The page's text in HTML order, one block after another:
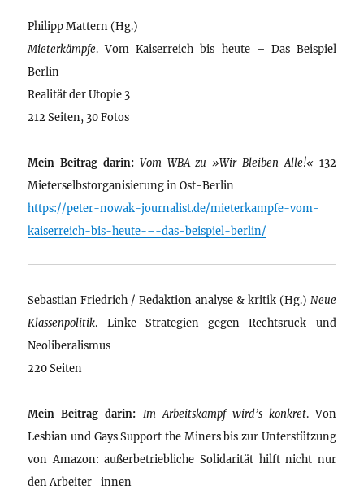
Philipp Mattern (Hg.)
Mieterkämpfe. Vom Kaiserreich bis heute – Das Beispiel
Berlin
Realität der Utopie 3
212 Seiten, 30 Fotos
Mein Beitrag darin: Vom WBA zu »Wir Bleiben Alle!« 132
Mieterselbstorganisierung in Ost-Berlin
https://peter-nowak-journalist.de/mieterkampfe-vom-
kaiserreich-bis-heute-–-das-beispiel-berlin/
Sebastian Friedrich / Redaktion analyse & kritik (Hg.) Neue
Klassenpolitik. Linke Strategien gegen Rechtsruck und
Neoliberalismus
220 Seiten
Mein Beitrag darin: Im Arbeitskampf wird’s konkret. Von
Lesbian und Gays Support the Miners bis zur Unterstützung
von Amazon: außerbetriebliche Solidarität hilft nicht nur
den Arbeiter_innen